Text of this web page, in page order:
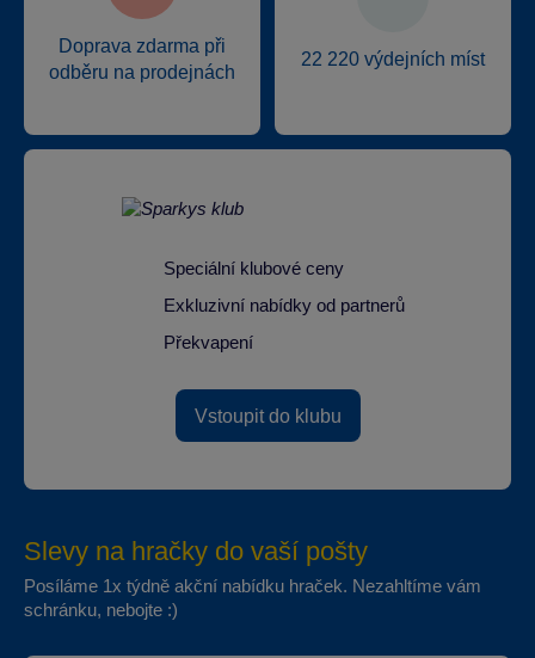
Doprava zdarma při
odběru na prodejnách
22 220 výdejních míst
Speciální klubové ceny
Exkluzivní nabídky od partnerů
Překvapení
Vstoupit do klubu
Slevy na hračky do vaší pošty
Posíláme 1x týdně akční nabídku hraček. Nezahltíme vám
schránku, nebojte :)